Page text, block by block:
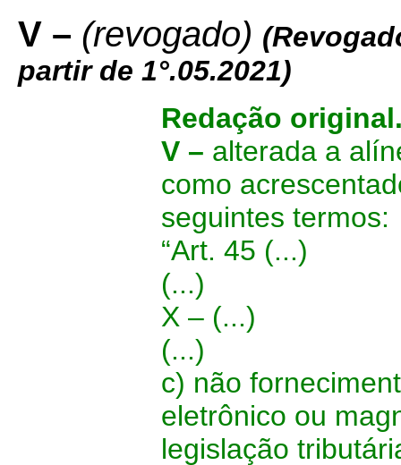
V – (revogado)
partir de 1°.05.2021)
Redação
V – alterada a
como
seguintes termos:
“Art. 45 (...)
(...)
X – (...)
(...)
c) não
eletrônico ou
legislação